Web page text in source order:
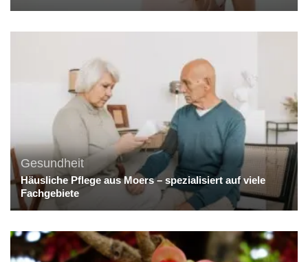
Gesundheit
Häusliche Pflege aus Moers – spezialisiert auf viele
Fachgebiete